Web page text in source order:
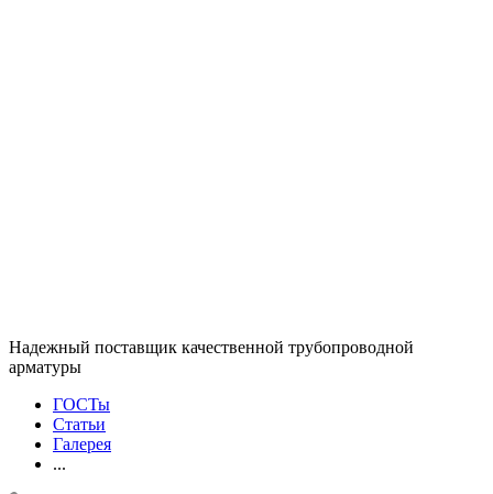
Надежный поставщик качественной трубопроводной
арматуры
ГОСТы
Статьи
Галерея
...